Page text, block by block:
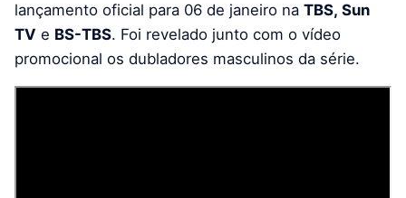
lançamento oficial para 06 de janeiro na TBS, Sun
TV e BS-TBS. Foi revelado junto com o vídeo
promocional os dubladores masculinos da série.